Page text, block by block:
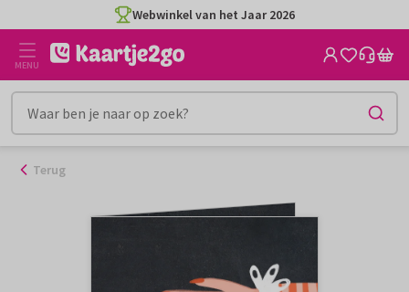
naar
inhoud
Webwinkel van het Jaar 2026
MENU
Terug